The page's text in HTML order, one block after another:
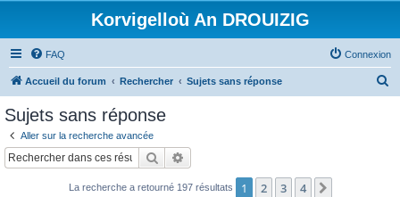
Korvigelloù An DROUIZIG
FAQ Connexion
Accueil du forum Rechercher Sujets sans réponse
Sujets sans réponse
Aller sur la recherche avancée
Rechercher
La recherche a retourné 197 résultats 1 2 3 4